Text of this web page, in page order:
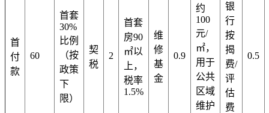
首
付
款
60
首套
30%
比例
（按
政策
下
限）
契
税
2
首套
房90
㎡以
上，
税率
1.5%
维
修
基
金
0.9
约
100
元/
㎡，
用于
公共
区域
维护
银
行
按
揭
费/
评
估
费
0.5